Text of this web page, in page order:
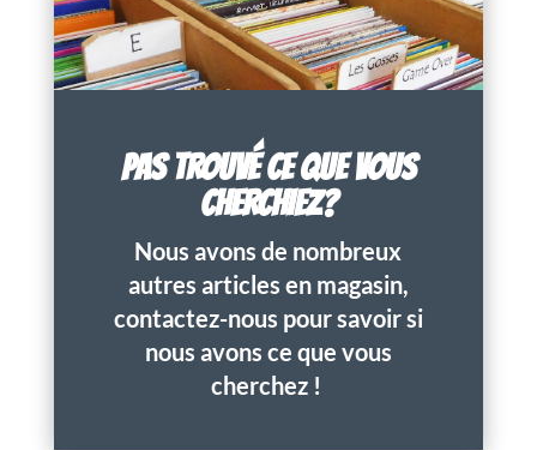
PAS TROUVÉ CE QUE VOUS
CHERCHIEZ?
Nous avons de nombreux
autres articles en magasin,
contactez-nous pour savoir si
nous avons ce que vous
cherchez !